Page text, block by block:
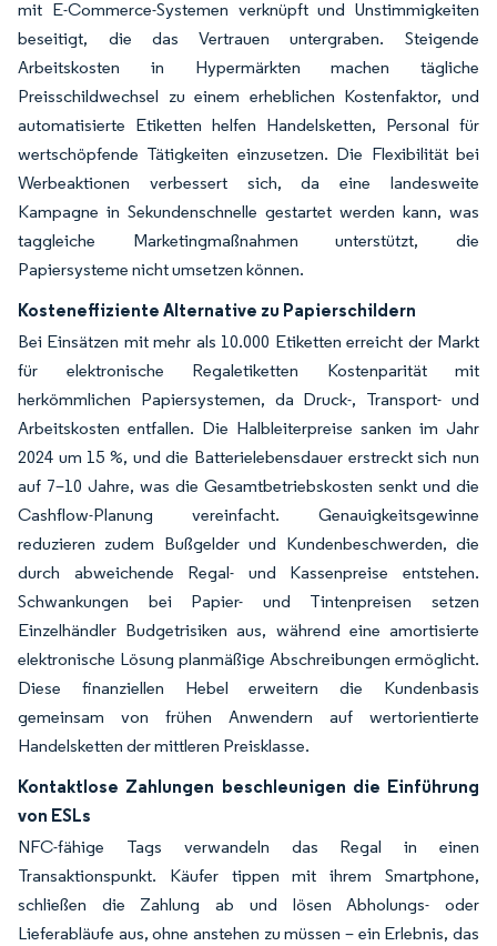
mit E-Commerce-Systemen verknüpft und Unstimmigkeiten
beseitigt, die das Vertrauen untergraben. Steigende
Arbeitskosten in Hypermärkten machen tägliche
Preisschildwechsel zu einem erheblichen Kostenfaktor, und
automatisierte Etiketten helfen Handelsketten, Personal für
wertschöpfende Tätigkeiten einzusetzen. Die Flexibilität bei
Werbeaktionen verbessert sich, da eine landesweite
Kampagne in Sekundenschnelle gestartet werden kann, was
taggleiche Marketingmaßnahmen unterstützt, die
Papiersysteme nicht umsetzen können.
Kosteneffiziente Alternative zu Papierschildern
Bei Einsätzen mit mehr als 10.000 Etiketten erreicht der Markt
für elektronische Regaletiketten Kostenparität mit
herkömmlichen Papiersystemen, da Druck-, Transport- und
Arbeitskosten entfallen. Die Halbleiterpreise sanken im Jahr
2024 um 15 %, und die Batterielebensdauer erstreckt sich nun
auf 7–10 Jahre, was die Gesamtbetriebskosten senkt und die
Cashflow-Planung vereinfacht. Genauigkeitsgewinne
reduzieren zudem Bußgelder und Kundenbeschwerden, die
durch abweichende Regal- und Kassenpreise entstehen.
Schwankungen bei Papier- und Tintenpreisen setzen
Einzelhändler Budgetrisiken aus, während eine amortisierte
elektronische Lösung planmäßige Abschreibungen ermöglicht.
Diese finanziellen Hebel erweitern die Kundenbasis
gemeinsam von frühen Anwendern auf wertorientierte
Handelsketten der mittleren Preisklasse.
Kontaktlose Zahlungen beschleunigen die Einführung
von ESLs
NFC-fähige Tags verwandeln das Regal in einen
Transaktionspunkt. Käufer tippen mit ihrem Smartphone,
schließen die Zahlung ab und lösen Abholungs- oder
Lieferabläufe aus, ohne anstehen zu müssen – ein Erlebnis, das